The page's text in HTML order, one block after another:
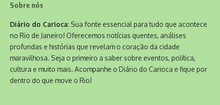
Sobre nós
Diário do Carioca: Sua fonte essencial para tudo que acontece
no Rio de Janeiro! Oferecemos notícias quentes, análises
profundas e histórias que revelam o coração da cidade
maravilhosa. Seja o primeiro a saber sobre eventos, política,
cultura e muito mais. Acompanhe o Diário do Carioca e fique por
dentro do que move o Rio!